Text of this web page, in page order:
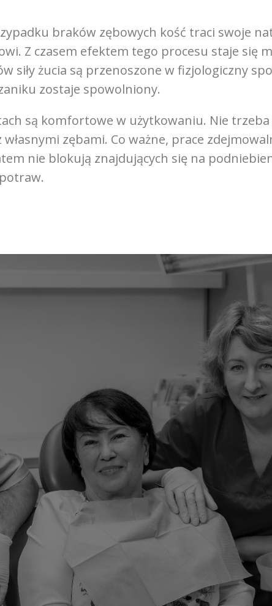
braków zębowych kość traci swoje
Z czasem efektem tego procesu staje się
siły żucia są przenoszone w fizjologiczny
zostaje spowolniony.
są komfortowe w użytkowaniu. Nie trzeba
zębami. Co ważne, prace
nie blokują znajdujących się na